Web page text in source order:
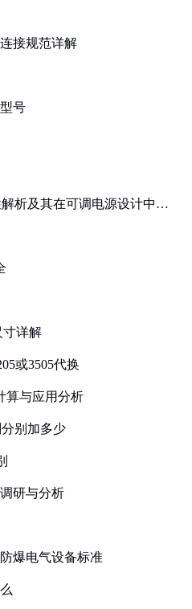
接规范详解
号
析及其在可调电源设计中的
寸详解
或3505代换
算与应用分析
别加多少
研与分析
爆电气设备标准